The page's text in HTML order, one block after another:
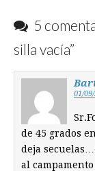
5
silla vacía”
01/
de 45 grados
deja
al